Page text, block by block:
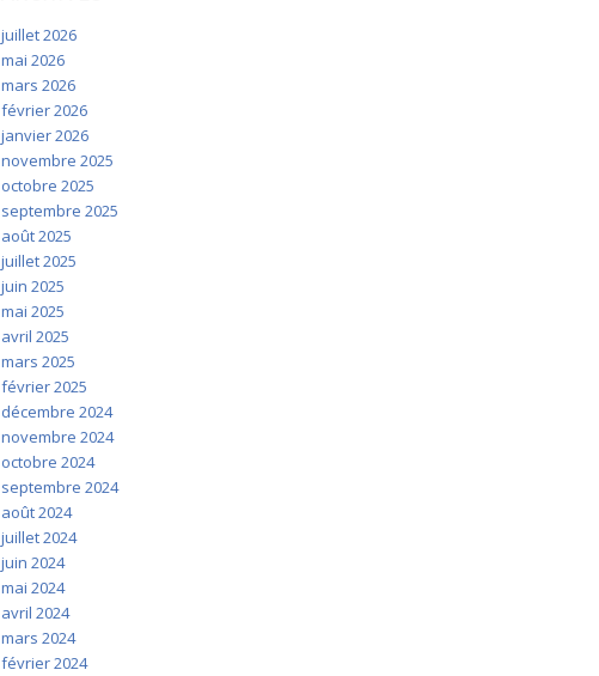
juillet 2026
mai 2026
mars 2026
février 2026
janvier 2026
novembre 2025
octobre 2025
septembre 2025
août 2025
juillet 2025
juin 2025
mai 2025
avril 2025
mars 2025
février 2025
décembre 2024
novembre 2024
octobre 2024
septembre 2024
août 2024
juillet 2024
juin 2024
mai 2024
avril 2024
mars 2024
février 2024